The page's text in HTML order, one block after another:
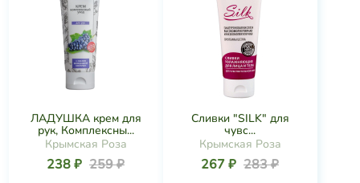
ЛАДУШКА крем для
рук, Комплексны...
Крымская Роза
238 ₽ 259 ₽
Сливки "SILK" для
чувс...
Крымская Роза
267 ₽ 283 ₽